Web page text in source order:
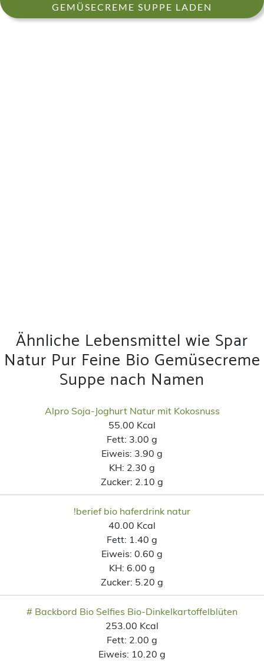
GEMÜSECREME SUPPE LADEN
Ähnliche Lebensmittel wie Spar
Natur Pur Feine Bio Gemüsecreme
Suppe nach Namen
Alpro Soja-Joghurt Natur mit Kokosnuss
55.00 Kcal
Fett: 3.00 g
Eiweis: 3.90 g
KH: 2.30 g
Zucker: 2.10 g
!berief bio haferdrink natur
40.00 Kcal
Fett: 1.40 g
Eiweis: 0.60 g
KH: 6.00 g
Zucker: 5.20 g
# Backbord Bio Selfies Bio-Dinkelkartoffelblüten
253.00 Kcal
Fett: 2.00 g
Eiweis: 10.20 g